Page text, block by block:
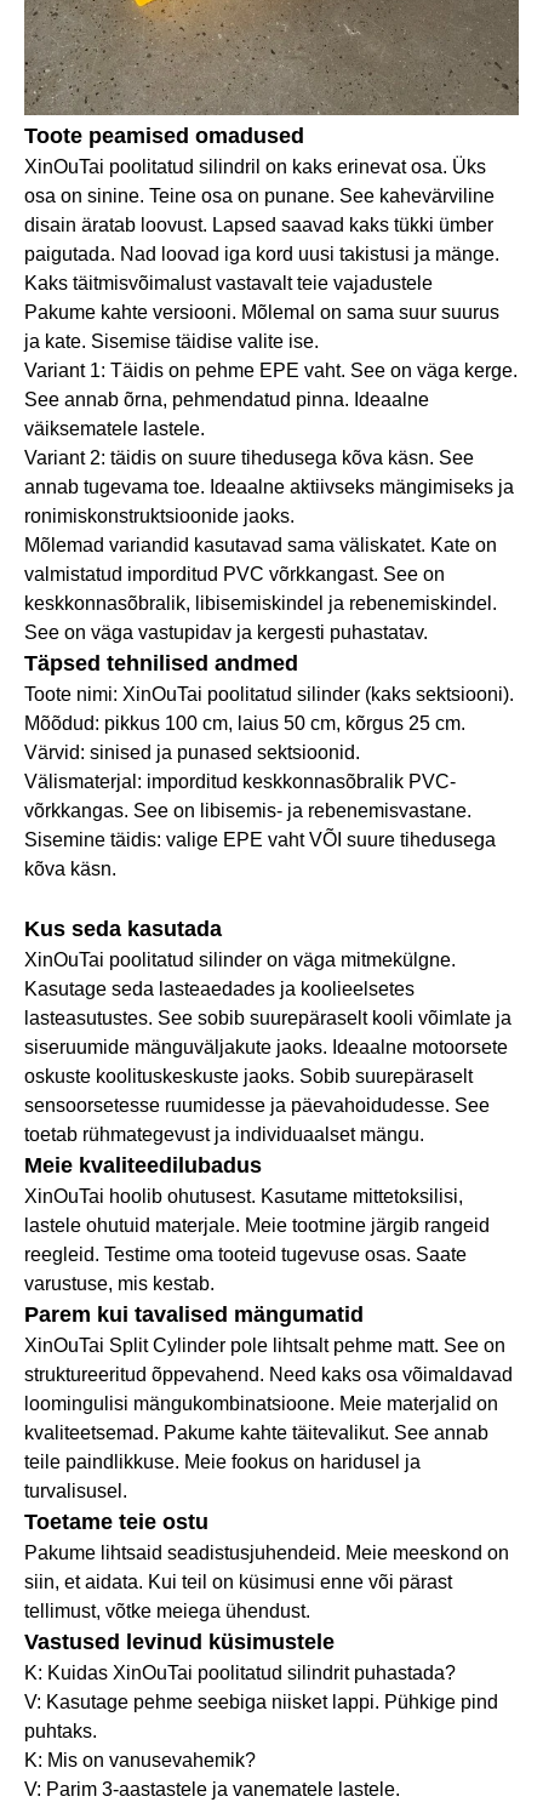
Toote peamised omadused
XinOuTai poolitatud silindril on kaks erinevat osa. Üks
osa on sinine. Teine osa on punane. See kahevärviline
disain äratab loovust. Lapsed saavad kaks tükki ümber
paigutada. Nad loovad iga kord uusi takistusi ja mänge.
Kaks täitmisvõimalust vastavalt teie vajadustele
Pakume kahte versiooni. Mõlemal on sama suur suurus
ja kate. Sisemise täidise valite ise.
Variant 1: Täidis on pehme EPE vaht. See on väga kerge.
See annab õrna, pehmendatud pinna. Ideaalne
väiksematele lastele.
Variant 2: täidis on suure tihedusega kõva käsn. See
annab tugevama toe. Ideaalne aktiivseks mängimiseks ja
ronimiskonstruktsioonide jaoks.
Mõlemad variandid kasutavad sama väliskatet. Kate on
valmistatud imporditud PVC võrkkangast. See on
keskkonnasõbralik, libisemiskindel ja rebenemiskindel.
See on väga vastupidav ja kergesti puhastatav.
Täpsed tehnilised andmed
Toote nimi: XinOuTai poolitatud silinder (kaks sektsiooni).
Mõõdud: pikkus 100 cm, laius 50 cm, kõrgus 25 cm.
Värvid: sinised ja punased sektsioonid.
Välismaterjal: imporditud keskkonnasõbralik PVC-
võrkkangas. See on libisemis- ja rebenemisvastane.
Sisemine täidis: valige EPE vaht VÕI suure tihedusega
kõva käsn.
Kus seda kasutada
XinOuTai poolitatud silinder on väga mitmekülgne.
Kasutage seda lasteaedades ja koolieelsetes
lasteasutustes. See sobib suurepäraselt kooli võimlate ja
siseruumide mänguväljakute jaoks. Ideaalne motoorsete
oskuste koolituskeskuste jaoks. Sobib suurepäraselt
sensoorsetesse ruumidesse ja päevahoidudesse. See
toetab rühmategevust ja individuaalset mängu.
Meie kvaliteedilubadus
XinOuTai hoolib ohutusest. Kasutame mittetoksilisi,
lastele ohutuid materjale. Meie tootmine järgib rangeid
reegleid. Testime oma tooteid tugevuse osas. Saate
varustuse, mis kestab.
Parem kui tavalised mängumatid
XinOuTai Split Cylinder pole lihtsalt pehme matt. See on
struktureeritud õppevahend. Need kaks osa võimaldavad
loomingulisi mängukombinatsioone. Meie materjalid on
kvaliteetsemad. Pakume kahte täitevalikut. See annab
teile paindlikkuse. Meie fookus on haridusel ja
turvalisusel.
Toetame teie ostu
Pakume lihtsaid seadistusjuhendeid. Meie meeskond on
siin, et aidata. Kui teil on küsimusi enne või pärast
tellimust, võtke meiega ühendust.
Vastused levinud küsimustele
K: Kuidas XinOuTai poolitatud silindrit puhastada?
V: Kasutage pehme seebiga niisket lappi. Pühkige pind
puhtaks.
K: Mis on vanusevahemik?
V: Parim 3-aastastele ja vanematele lastele.